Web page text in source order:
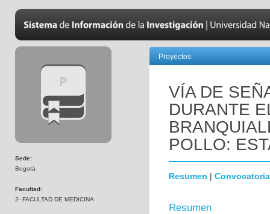
Sede:
Bogotá
Facultad:
2- FACULTAD DE MEDICINA
Proyectos
VÍA DE
DURANTE
POLLO:
Resumen | Convocatoria
Resumen